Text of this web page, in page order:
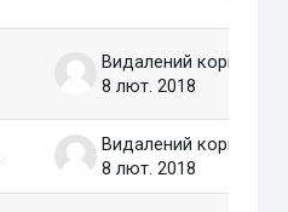
8 лют. 2018
8 лют. 2018